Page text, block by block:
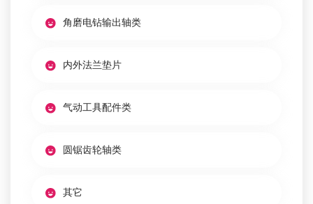
角磨电钻输出轴类
内外法兰垫片
气动工具配件类
圆锯齿轮轴类
其它